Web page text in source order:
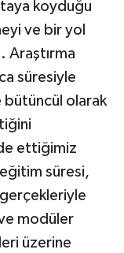
koyduğu
ve bir yol
Araştırma
süresiyle
bütüncül olarak
ettiğimiz
süresi,
modüler
üzerine